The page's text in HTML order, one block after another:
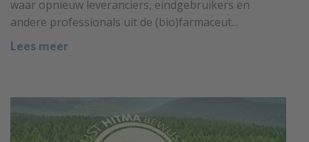
waar opnieuw leveranciers, eindgebruikers en
andere professionals uit de (bio)farmaceut...
Lees meer